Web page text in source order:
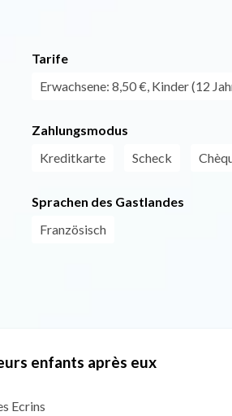
Tarife
Erwachsene: 8,50 €, Kinder (12
Zahlungsmodus
Kreditkarte
Scheck
Sprachen des Gastlandes
Französisch
enfants après eux
Ecrins